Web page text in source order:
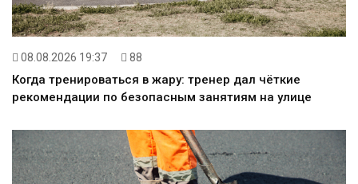
08.08.2026 19:37 88
Когда тренироваться в жару: тренер дал чёткие
рекомендации по безопасным занятиям на улице